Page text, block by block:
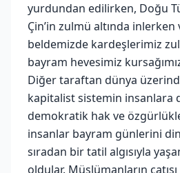
yurdundan edilirken, Doğu
Çin’in zulmü altında
beldemizde kardeşlerimiz
bayram hevesimiz
Diğer taraftan dünya
kapitalist sistemin insanlara
demokratik hak ve
insanlar bayram günlerini
sıradan bir tatil algısıyla
oldular. Müslümanların